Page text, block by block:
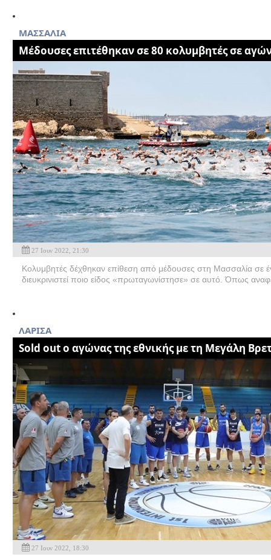
ΜΑΣΣΑΛΙΑ
Mέδουσες επιτέθηκαν σε 80 κολυμβητές σε
27 Ιουν 2022, 21:30
Κολυμβητές δέχθηκαν επίθεση από μέδουσες στη Μασσαλία σε
διευκρινιστεί ποιο είδος «πρωταγωνίστησε» σε αυτό. Όπως
ΛΑΡΙΣΑ
Sold out ο αγώνας της εθνικής με τη Μεγάλη
27 Ιουν 2022, 18:30